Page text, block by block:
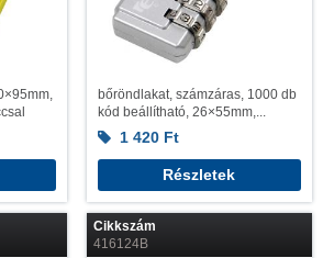
bőröndlakat, számzáras, 1000 db
kód beállítható, 26×55mm,...
1 420 Ft
Részletek
Cikkszám
416124B